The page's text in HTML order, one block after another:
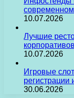
10.07.2026
Лучшие
10.07.2026
Игровые
регистрации
30.06.2026